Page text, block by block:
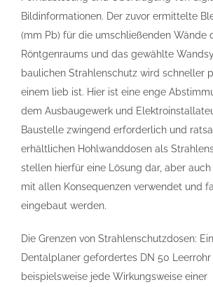
Bildinformationen. Der zuvor ermittelte
(mm Pb) für die umschließenden Wände
Röntgenraums und das gewählte
baulichen Strahlenschutz wird schneller
einem lieb ist. Hier ist eine enge
dem Ausbaugewerk und
Baustelle zwingend erforderlich und
erhältlichen Hohlwanddosen als
stellen hierfür eine Lösung dar, aber auch
mit allen Konsequenzen verwendet und
eingebaut werden.
Die Grenzen von Strahlenschutzdosen:
Dentalplaner gefordertes DN 50
beispielsweise jede Wirkungsweise einer